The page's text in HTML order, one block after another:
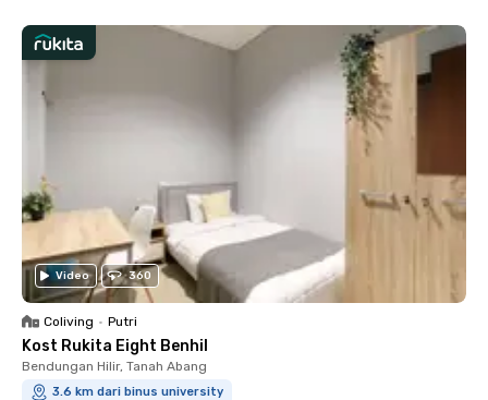
Video 360
Coliving • Putri
Kost Rukita Eight Benhil
Bendungan Hilir, Tanah Abang
3.6 km dari binus university